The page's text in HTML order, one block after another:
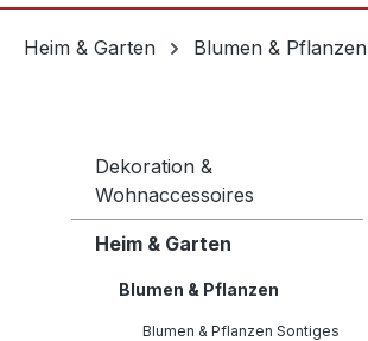
Heim & Garten Blumen & Pflanzen
Dekoration &
Wohnaccessoires
Heim & Garten
Blumen & Pflanzen
Blumen & Pflanzen Sontiges